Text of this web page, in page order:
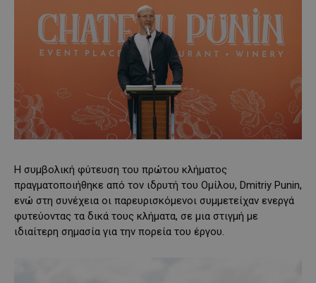
Η συμβολική φύτευση του πρώτου κλήματος
πραγματοποιήθηκε από τον ιδρυτή του Ομίλου, Dmitriy Punin,
ενώ στη συνέχεια οι παρευρισκόμενοι συμμετείχαν ενεργά
φυτεύοντας τα δικά τους κλήματα, σε μια στιγμή με
ιδιαίτερη σημασία για την πορεία του έργου.